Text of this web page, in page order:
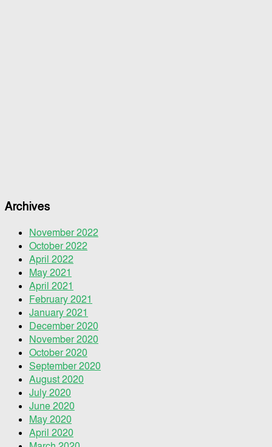
Archives
November 2022
October 2022
April 2022
May 2021
April 2021
February 2021
January 2021
December 2020
November 2020
October 2020
September 2020
August 2020
July 2020
June 2020
May 2020
April 2020